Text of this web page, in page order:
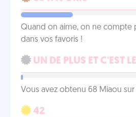
Quand on aime, on ne compte
dans vos favoris !
UN DE PLUS ET C'EST
Vous avez obtenu 68 Miaou
42